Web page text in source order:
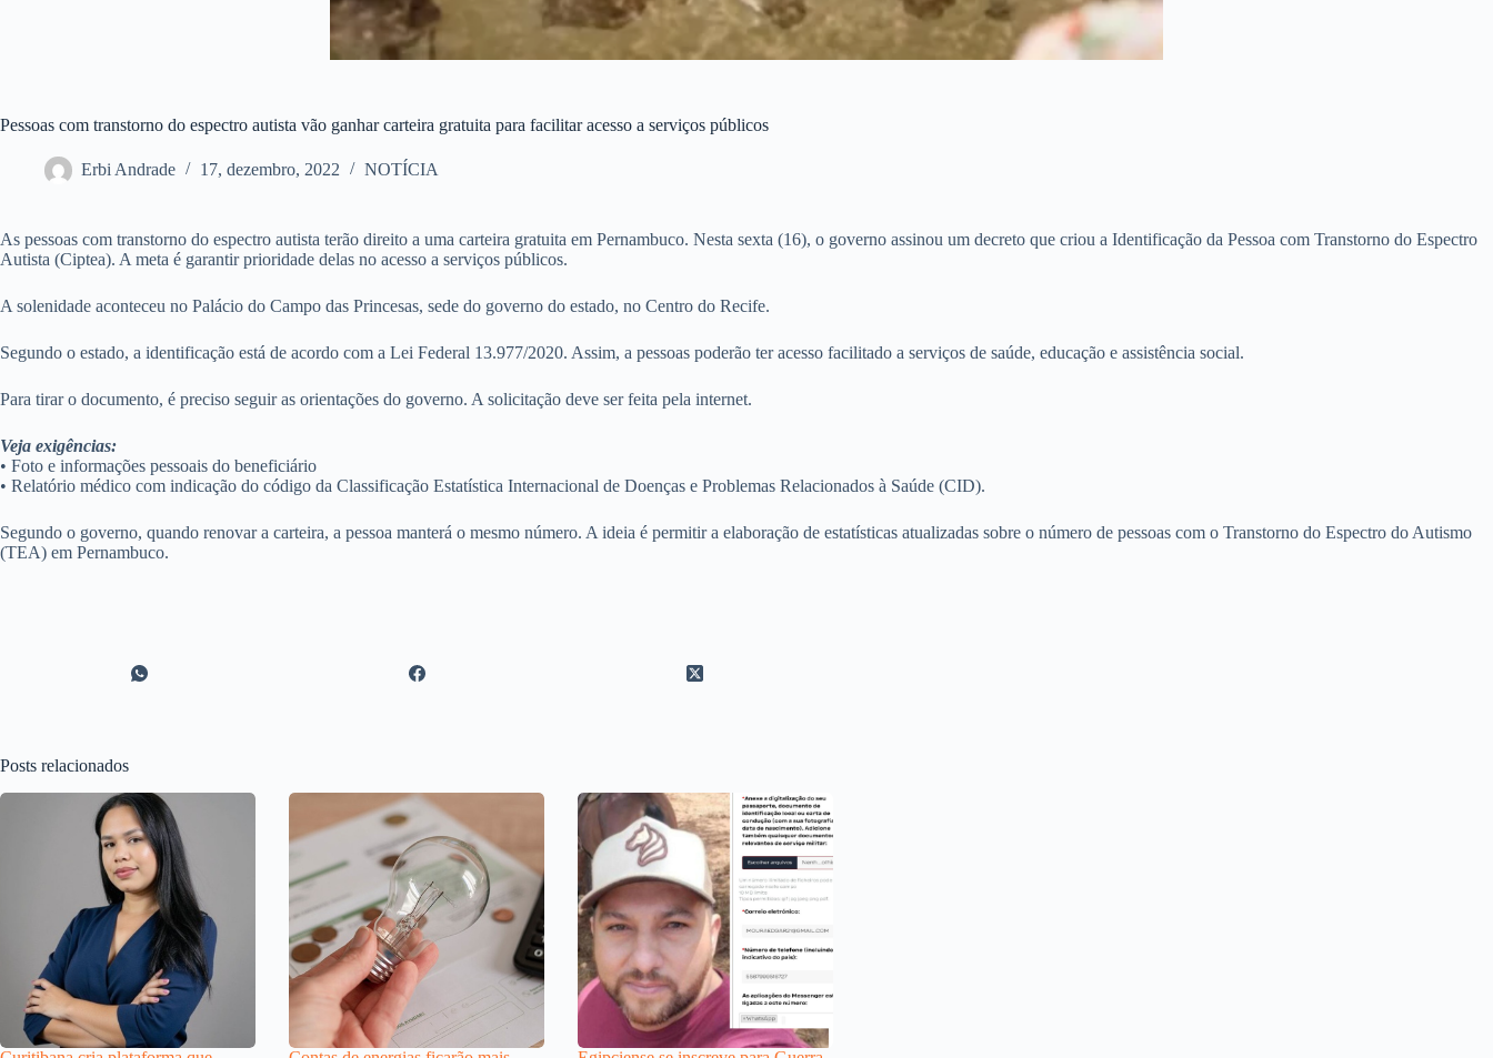
Pessoas com transtorno do espectro autista vão ganhar carteira gratuita para facilitar acesso a serviços públicos
Erbi Andrade 17, dezembro, 2022 NOTÍCIA
As pessoas com transtorno do espectro autista terão direito a uma carteira gratuita em Pernambuco. Nesta sexta (16), o governo assinou um decreto que criou a Identificação da Pessoa com Transtorno do Espectro
Autista (Ciptea). A meta é garantir prioridade delas no acesso a serviços públicos.
A solenidade aconteceu no Palácio do Campo das Princesas, sede do governo do estado, no Centro do Recife.
Segundo o estado, a identificação está de acordo com a Lei Federal 13.977/2020. Assim, a pessoas poderão ter acesso facilitado a serviços de saúde, educação e assistência social.
Para tirar o documento, é preciso seguir as orientações do governo. A solicitação deve ser feita pela internet.
Veja exigências:
• Foto e informações pessoais do beneficiário
• Relatório médico com indicação do código da Classificação Estatística Internacional de Doenças e Problemas Relacionados à Saúde (CID).
Segundo o governo, quando renovar a carteira, a pessoa manterá o mesmo número. A ideia é permitir a elaboração de estatísticas atualizadas sobre o número de pessoas com o Transtorno do Espectro do Autismo
(TEA) em Pernambuco.
Posts relacionados